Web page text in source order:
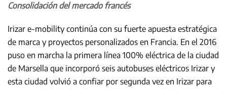
Consolidación del mercado francés
Irizar e-mobility continúa con su fuerte apuesta estratégica
de marca y proyectos personalizados en Francia. En el 2016
puso en marcha la primera línea 100% eléctrica de la ciudad
de Marsella que incorporó seis autobuses eléctricos Irizar y
esta ciudad volvió a confiar por segunda vez en Irizar para